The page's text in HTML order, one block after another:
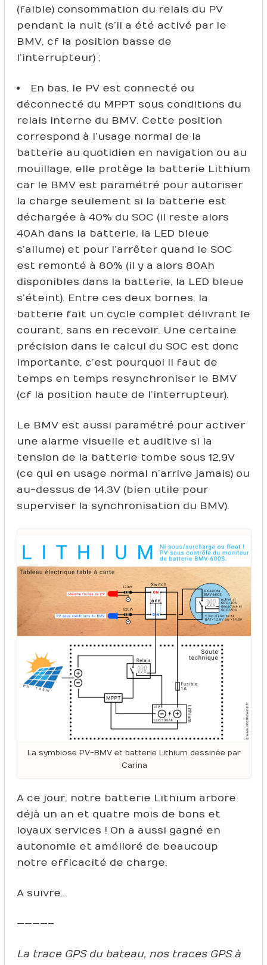
(faible) consommation du relais du PV
pendant la nuit (s’il a été activé par le
BMV, cf la position basse de
l’interrupteur) ;
En bas, le PV est connecté ou
déconnecté du MPPT sous conditions du
relais interne du BMV. Cette position
correspond à l’usage normal de la
batterie au quotidien en navigation ou au
mouillage, elle protège la batterie Lithium
car le BMV est paramétré pour autoriser
la charge seulement si la batterie est
déchargée à 40% du SOC (il reste alors
40Ah dans la batterie, la LED bleue
s’allume) et pour l’arrêter quand le SOC
est remonté à 80% (il y a alors 80Ah
disponibles dans la batterie, la LED bleue
s’éteint). Entre ces deux bornes, la
batterie fait un cycle complet délivrant le
courant, sans en recevoir. Une certaine
précision dans le calcul du SOC est donc
importante, c’est pourquoi il faut de
temps en temps resynchroniser le BMV
(cf la position haute de l’interrupteur).
Le BMV est aussi paramétré pour activer
une alarme visuelle et auditive si la
tension de la batterie tombe sous 12,9V
(ce qui en usage normal n’arrive jamais) ou
au-dessus de 14,3V (bien utile pour
superviser la synchronisation du BMV).
La symbiose PV-BMV et batterie Lithium dessinée par
Carina
A ce jour, notre batterie Lithium arbore
déjà un an et quatre mois de bons et
loyaux services ! On a aussi gagné en
autonomie et amélioré de beaucoup
notre efficacité de charge.
A suivre…
————–
La trace GPS du bateau, nos traces GPS à